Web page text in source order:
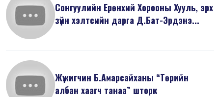
Сонгуулийн Ерөнхий Хорооны Хууль, эрх
зүйн хэлтсийн дарга Д.Бат-Эрдэнэ...
Жүжигчин Б.Амарсайханы “Төрийн
албан хаагч танаа” шторк